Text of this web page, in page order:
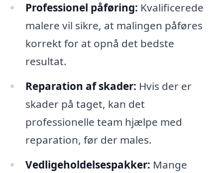
Professionel påføring: Kvalificerede
malere vil sikre, at malingen påføres
korrekt for at opnå det bedste
resultat.
Reparation af skader: Hvis der er
skader på taget, kan det
professionelle team hjælpe med
reparation, før der males.
Vedligeholdelsespakker: Mange